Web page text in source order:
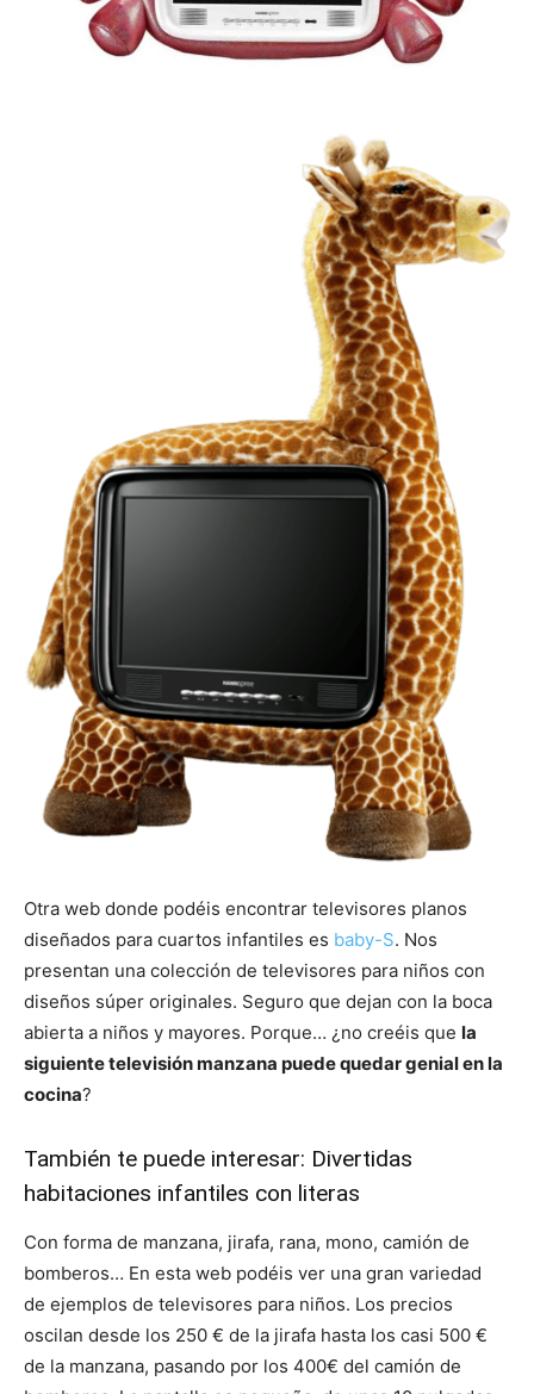
Otra web donde podéis encontrar televisores planos
diseñados para cuartos infantiles es baby-S. Nos
presentan una colección de televisores para niños con
diseños súper originales. Seguro que dejan con la boca
abierta a niños y mayores. Porque… ¿no creéis que la
siguiente televisión manzana puede quedar genial en la
cocina?
También te puede interesar: Divertidas
habitaciones infantiles con literas
Con forma de manzana, jirafa, rana, mono, camión de
bomberos… En esta web podéis ver una gran variedad
de ejemplos de televisores para niños. Los precios
oscilan desde los 250 € de la jirafa hasta los casi 500 €
de la manzana, pasando por los 400€ del camión de